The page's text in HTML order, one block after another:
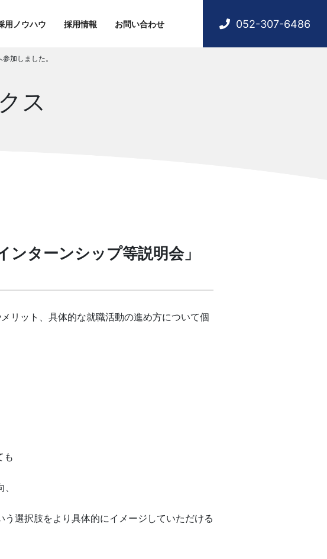
用ノウハウ 採用情報 お問い合わせ 052-307-6486
加しました。
ス
ターンシップ等説明会」
リット、具体的な就職活動の進め方について個
も
選択肢をより具体的にイメージしていただける